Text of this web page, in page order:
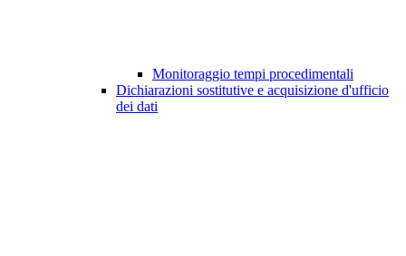
Monitoraggio tempi procedimentali
Dichiarazioni sostitutive e acquisizione d'ufficio
dei dati